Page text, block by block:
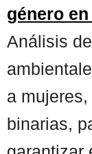
género
Análisis
a
binarias,